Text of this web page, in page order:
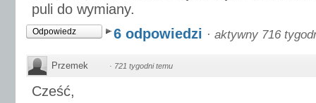
puli do wymiany.
Odpowiedz 6 odpowiedzi · aktywny 716
Przemek · 721 tygodni temu
Cześć,